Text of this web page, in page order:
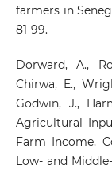
farmers in
81-99.
Dorward, A.,
Chirwa, E.,
Godwin, J.,
Agricultural
Farm Income,
Low‐ and